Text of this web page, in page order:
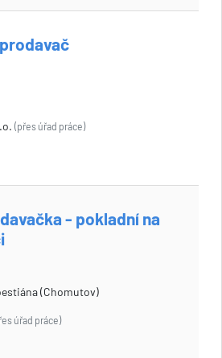
(přes úřad práce)
- pokladní na
(Chomutov)
úřad práce)